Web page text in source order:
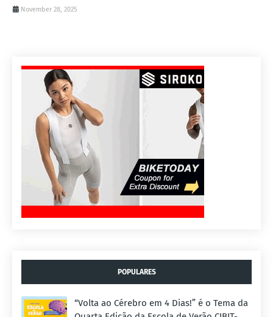
November 28, 2025
POPULARES
“Volta ao Cérebro em 4 Dias!” é o Tema da